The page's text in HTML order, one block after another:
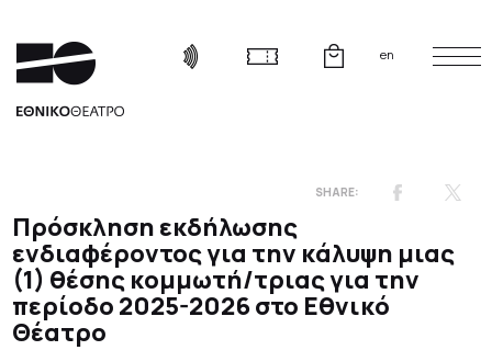
en
Πρόσκληση εκδήλωσης
ενδιαφέροντος για την κάλυψη μιας
(1) θέσης κομμωτή/τριας για την
περίοδο 2025-2026 στο Εθνικό
Θέατρο